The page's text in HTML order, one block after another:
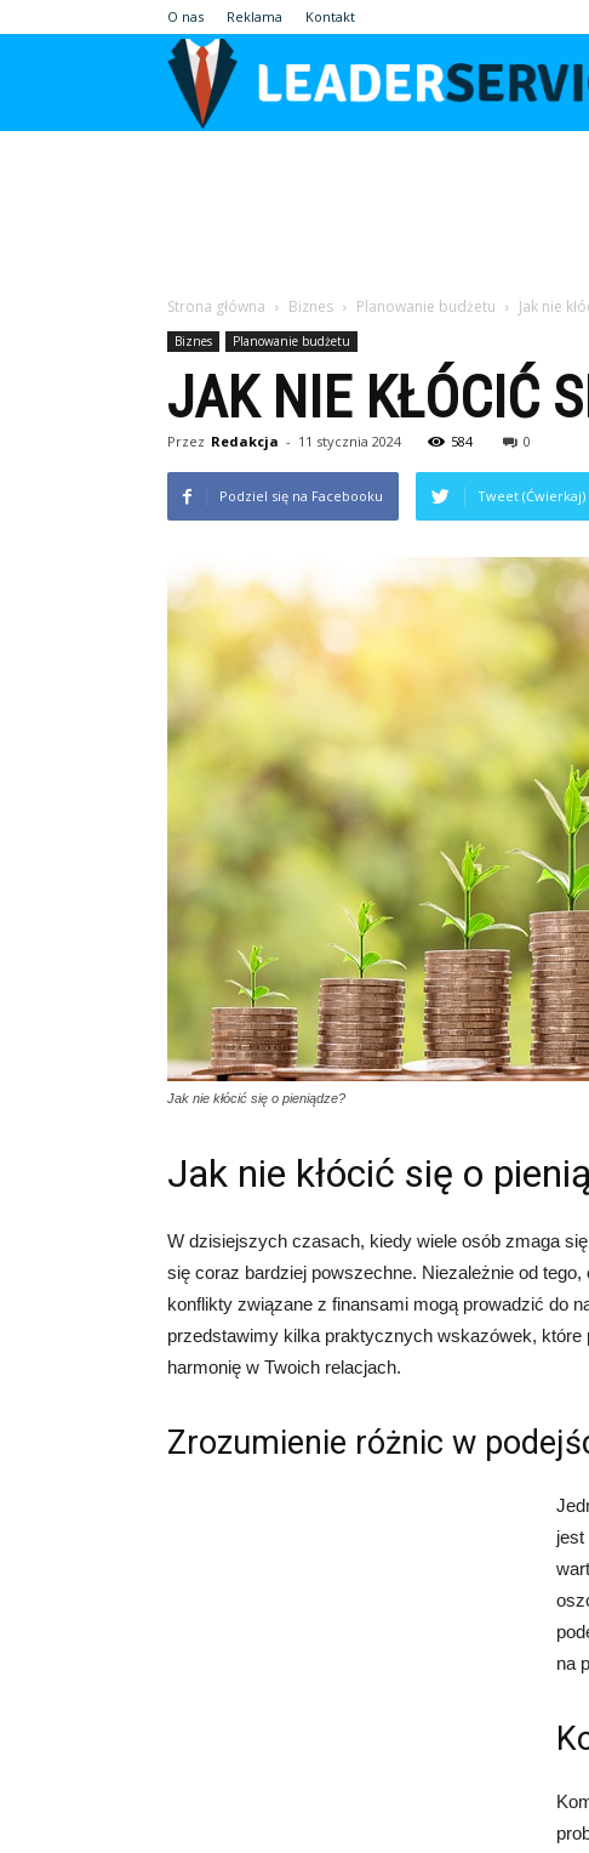
O nas Reklama Kontakt
Strona główna Biznes Planowanie budżetu Jak nie
Biznes Planowanie budżetu
JAK NIE KŁÓCIĆ
Przez Redakcja - 11 stycznia 2024 584 0
Podziel się na Facebooku Tweet
Jak nie kłócić się o pieniądze?
Jak nie kłócić się o
W dzisiejszych czasach, kiedy wiele osób zmaga
się coraz bardziej powszechne. Niezależnie od
konflikty związane z finansami mogą prowadzić do
przedstawimy kilka praktycznych wskazówek, które
harmonię w Twoich relacjach.
Zrozumienie różnic w
jest
na